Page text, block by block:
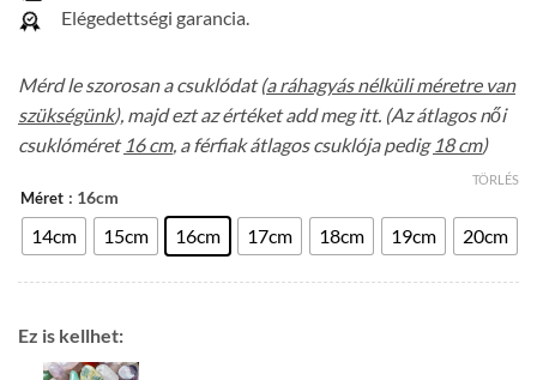
Elégedettségi garancia.
Mérd le szorosan a csuklódat (a ráhagyás nélküli méretre van
szükségünk), majd ezt az értéket add meg itt. (Az átlagos női
csuklóméret 16 cm, a férfiak átlagos csuklója pedig 18 cm)
Méret : 16cm
14cm 15cm 16cm 17cm 18cm 19cm 20cm
TÖRLÉS
Ez is kellhet: